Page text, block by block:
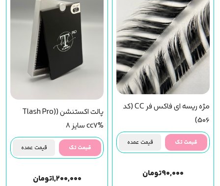
مژه ریسه ای فاکس فر CC (کد
506)
قیمت تک قیمت عمده
۹۰,۰۰۰تومان
پالت اکستنشن (Tlash Pro)
cc7% سایز 8
قیمت تک قیمت عمده
۱,۲۰۰,۰۰۰تومان